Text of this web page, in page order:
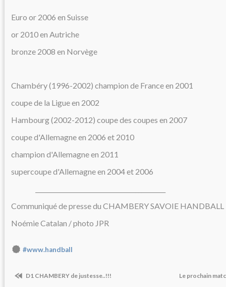
Euro or 2006 en Suisse
or 2010 en Autriche
bronze 2008 en Norvège
Chambéry (1996-2002) champion de France en 2001
coupe de la Ligue en 2002
Hambourg (2002-2012) coupe des coupes en 2007
coupe d'Allemagne en 2006 et 2010
champion d'Allemagne en 2011
supercoupe d'Allemagne en 2004 et 2006
Communiqué de presse du CHAMBERY SAVOIE HANDBALL
Noémie Catalan / photo JPR
#www.handball
D1 CHAMBERY de justesse..!!! Le prochain